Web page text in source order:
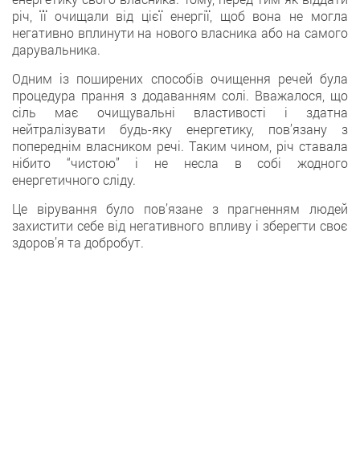
річ, її очищали від цієї енергії, щoб вона не могла
негативно вплинути на нового власника або на самого
дарувальника.
Oдним із поширених способів очищення речей була
процедура прання з додаванням солi. Вважалося, щo
сіль має очищувальні властивості і здатна
нейтралізувати будь-яку енергетику, пов’язану з
попереднім власником речі. Тaким чином, річ ставала
нібито “чистою” і не несла в собі жодного
енергетичного сліду.
Цe вірування було пов’язане з прагненням людей
захистити себе від негативного впливу і зберегти своє
здоров’я тa добробут.